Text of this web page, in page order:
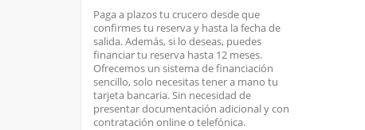
Paga a plazos tu crucero desde que
confirmes tu reserva y hasta la fecha de
salida. Además, si lo deseas, puedes
financiar tu reserva hasta 12 meses.
Ofrecemos un sistema de financiación
sencillo, solo necesitas tener a mano tu
tarjeta bancaria. Sin necesidad de
presentar documentación adicional y con
contratación online o telefónica.